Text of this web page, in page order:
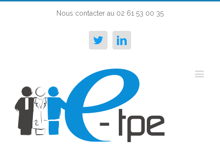
Nous contacter au 02 61 53 00 35
TwitterLinkedin